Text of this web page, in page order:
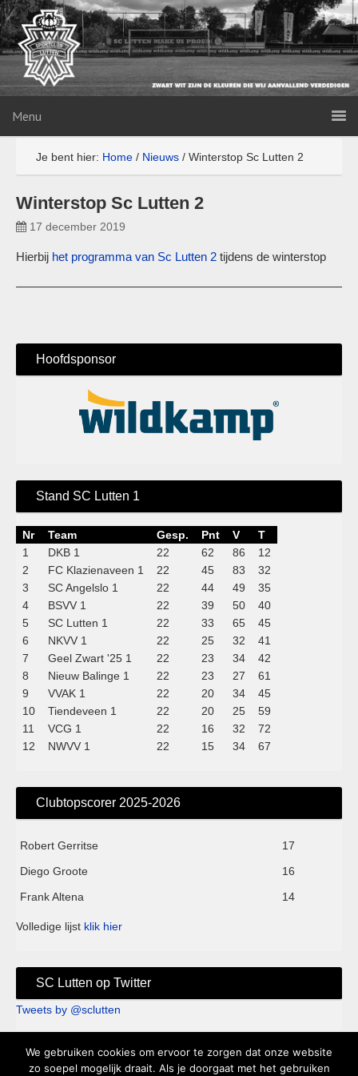
Menu
Je bent hier: Home / Nieuws / Winterstop Sc Lutten 2
Winterstop Sc Lutten 2
17 december 2019
Hierbij het programma van Sc Lutten 2 tijdens de winterstop
Hoofdsponsor
Stand SC Lutten 1
Nr Team Gesp. Pnt V
T
1
DKB 1 22 62 86
12
2
FC Klazienaveen 1 22 45 83
32
3
SC Angelslo 1 22 44 49
35
4
BSVV 1 22 39 50
40
5
SC Lutten 1 22 33 65
45
6
NKVV 1 22 25 32
41
7
Geel Zwart '25 1 22 23 34
42
8
Nieuw Balinge 1 22 23 27
61
9
VVAK 1 22 20 34
45
10
Tiendeveen 1 22 20 25
59
11
VCG 1 22 16 32
72
12
NWVV 1 22 15 34 67
Clubtopscorer 2025-2026
Robert Gerritse
17
Diego Groote
16
Frank Altena
14
Volledige lijst klik hier
SC Lutten op Twitter
Tweets by @sclutten
Sc Lutten - Sportpark de Kei - Knappersveldweg 1B - 7776 PA
We gebruiken cookies om ervoor te zorgen dat onze website
zo soepel mogelijk draait. Als je doorgaat met het gebruiken